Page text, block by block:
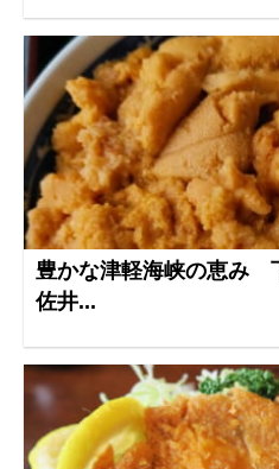
豊かな津軽海峡の恵み
佐井...